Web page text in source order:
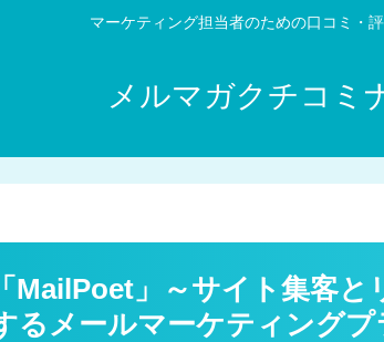
マーケティング担当者のための口コミ・
メルマガクチコミ
MailPoet」～サイト集客と
るメールマーケティングプ